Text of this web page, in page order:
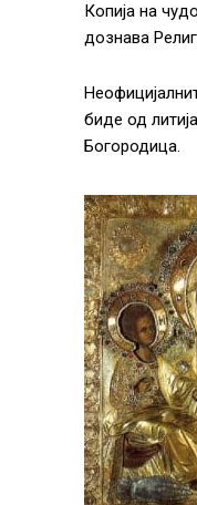
Копија на
дознава
биде од
Богородица.